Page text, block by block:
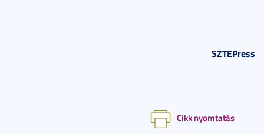
SZTEPress
Cikk nyomtatás